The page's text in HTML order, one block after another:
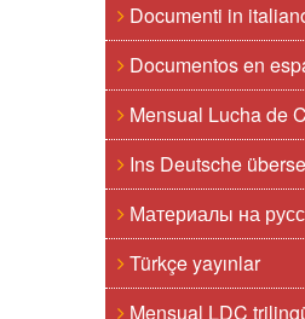
Documenti in
Documentos en
Mensual Lucha de
Ins Deutsche
Материалы на
Türkçe yayınlar
Mensual LDC